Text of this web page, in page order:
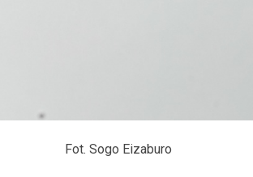
Fot. Sogo Eizaburo